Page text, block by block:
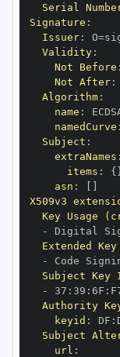
Serial
Signature :
Issuer:
Validity:
Not Before :
Not After:
Algorithm:
name :
namedCurve :
Subject :
extraNames :
items : {
asn :
X509v3
Key Usage
-
Extended Key
-
Subject
-
37 : 39 : 6F :
Authority
keyid : DF :
Subject
url :